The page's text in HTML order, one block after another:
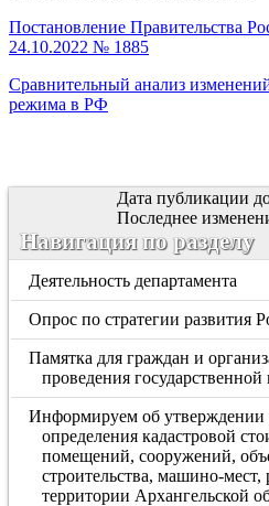
Постановление Правительства
24.10.2022 № 1885
Сравнительный анализ
режима в РФ
Дата публикации
Последнее
Навигация по разделу
Деятельность департамента
Опрос по стратегии развития
Памятка для граждан и
проведения
Информируем об утверждении
определения кадастровой
помещений, сооружений,
строительства, машино-
территории Архангельской